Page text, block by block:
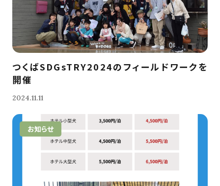
つくばSDGsTRY2024のフィールドワークを
開催
2024.11.11
お知らせ